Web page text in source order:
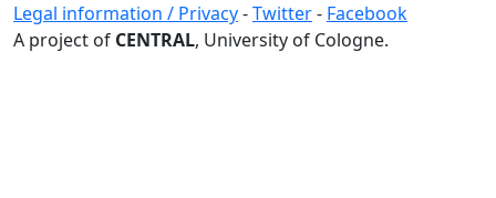
Legal information / Privacy-Twitter- Facebook
A project of CENTRAL, University of Cologne.